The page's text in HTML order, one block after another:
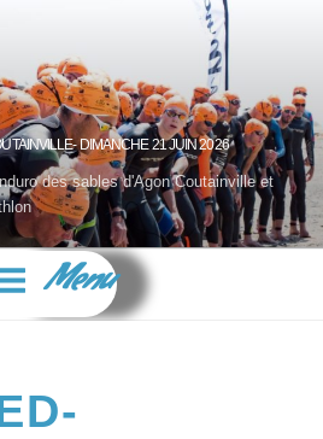
DIMANCHE 21 JUIN 2026
des sables d'Agon Coutainville et
Menu